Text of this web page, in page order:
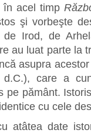
în acel timp
şi vorbeşte
de Irod, de
au luat parte la
asupra
care a
pe pământ.
cu cele
atâtea date